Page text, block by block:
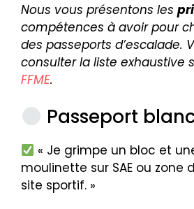
Nous vous présentons les
compétences à avoir pour
des passeports d’escalade.
consulter la liste exhaustive
FFME.
Passeport
« Je grimpe un bloc et
moulinette sur SAE ou zone
site sportif. »